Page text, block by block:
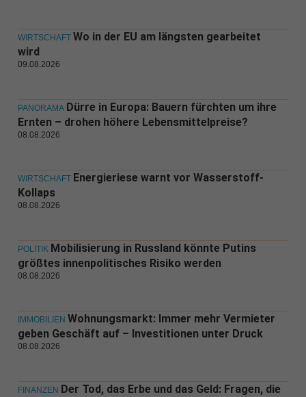
WIRTSCHAFT Wo in der EU am längsten gearbeitet
wird
09.08.2026
PANORAMA Dürre in Europa: Bauern fürchten um ihre
Ernten – drohen höhere Lebensmittelpreise?
08.08.2026
WIRTSCHAFT Energieriese warnt vor Wasserstoff-
Kollaps
08.08.2026
POLITIK Mobilisierung in Russland könnte Putins
größtes innenpolitisches Risiko werden
08.08.2026
IMMOBILIEN Wohnungsmarkt: Immer mehr Vermieter
geben Geschäft auf – Investitionen unter Druck
08.08.2026
FINANZEN Der Tod, das Erbe und das Geld: Fragen, die